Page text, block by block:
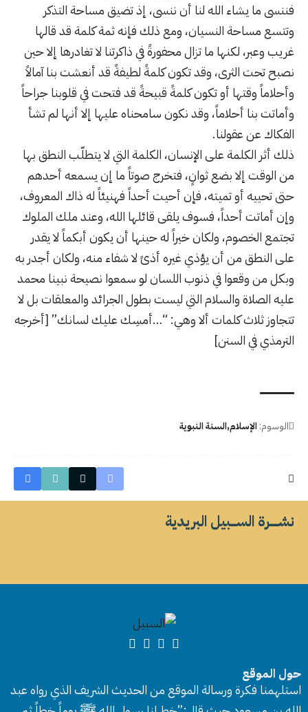
فننسى ما يشاء الله لنا أن ننسى، إذ تضيق مساحة التذكر
وتتسع مساحة النسيان، ومع ذلك فإنه ثمة كلمة قد قالها
غريب وعبر، لكنها ما تزال محفورةً في ذاكرتنا لا تغادرها إلا حين
نصبح تحت الثرى، وقد تكون كلمةً لطيفةً قد أنعشت بنا آمالاً
وأحلاماً وقتها أو تكون كلمةً قبيحةً قد فتحت في قلوبنا جراحاً
وأماتت بنا أحلاماً، وقد نكون سامحناه عليها إلا أنها لم تشأ
الفكاك عن عقولنا.
ذلك أثر الكلمة على الإنسان، الكلمة التي لا يتطلّب النطق بها
من الوقت إلا بضع ثوانٍ، فتخرج صوتاً ما إن يسمعه أحدهم
حتى تحييه أو تميته، فإن أحيت أحداً فهنيئاً له ذاك المعروف،
وإن أماتت أحداً، فسوف يلقى قائلها الله، وعند ملك الملوك
تجتمع الخصوم، ولكان خيراً له حينها أن يكون أبكماً لا يقدر
على النطق من أن يؤذي غيره أذىً لا شفاء منه، ولكان أجدر به
وبكل من وقعوا في ذنوب اللسان لو سمعوا نصيحة نبينا محمد
عليه الصلاة والسلام التي ليست بطول الجرائد والمعلقات بل لا
تتجاوز ثلاث كلمات ألا وهي: “…أمسِك عليك لسانك” [أخرجه
الترمذي في السنن]
الوسوم:الإسلامالسنة النبوية
نشــــــرة الســــبيل البريدية
حول الموقع
استلهمنا فكرة ورسالة الموقع من الحديث الشريف الذي رواه عبد